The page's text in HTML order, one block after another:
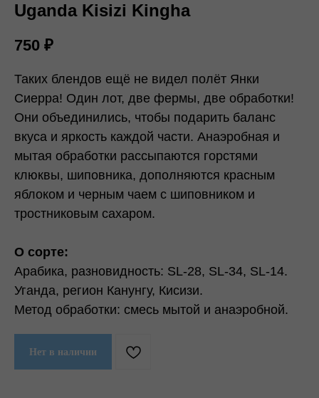
Uganda Kisizi Kingha
750 ₽
Таких блендов ещё не видел полёт Янки
Сиерра! Один лот, две фермы, две обработки!
Они объединились, чтобы подарить баланс
вкуса и яркость каждой части. Анаэробная и
мытая обработки рассыпаются горстями
клюквы, шиповника, дополняются красным
яблоком и черным чаем с шиповником и
тростниковым сахаром.
О сорте:
Арабика, разновидность: SL-28, SL-34, SL-14.
Уганда, регион Канунгу, Кисизи.
Метод обработки: смесь мытой и анаэробной.
Нет в наличии